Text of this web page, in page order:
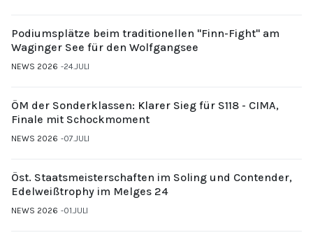
Podiumsplätze beim traditionellen "Finn-Fight" am
Waginger See für den Wolfgangsee
NEWS 2026 24.JULI
ÖM der Sonderklassen: Klarer Sieg für S118 - CIMA,
Finale mit Schockmoment
NEWS 2026 07.JULI
Öst. Staatsmeisterschaften im Soling und Contender,
Edelweißtrophy im Melges 24
NEWS 2026 01.JULI